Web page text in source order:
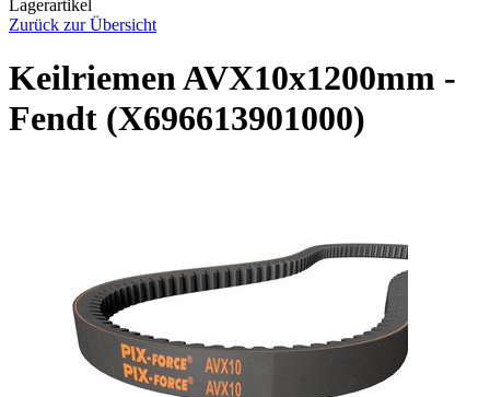
Lagerartikel
Zurück zur Übersicht
Keilriemen AVX10x1200mm -
Fendt (X696613901000)